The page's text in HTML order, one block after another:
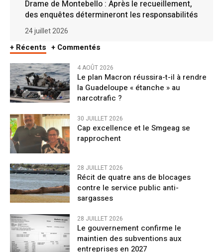
Drame de Montebello : Après le recueillement,
des enquêtes détermineront les responsabilités
24 juillet 2026
+ Récents + Commentés
4 AOÛT 2026
Le plan Macron réussira-t-il à rendre
la Guadeloupe « étanche » au
narcotrafic ?
30 JUILLET 2026
Cap excellence et le Smgeag se
rapprochent
28 JUILLET 2026
Récit de quatre ans de blocages
contre le service public anti-
sargasses
28 JUILLET 2026
Le gouvernement confirme le
maintien des subventions aux
entreprises en 2027